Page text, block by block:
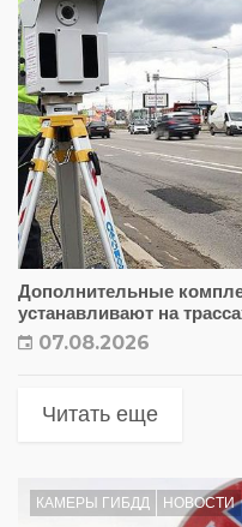
Дополнительные
устанавливают на
07.08.2026
Читать еще
КАМЕРЫ ГИБДД НОВОСТИ